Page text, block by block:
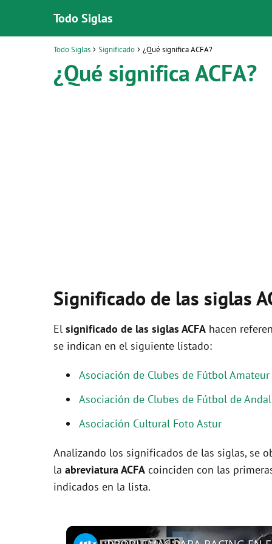
Todo Siglas
Todo Siglas Significado ¿Qué significa ACFA?
¿Qué significa ACFA?
Significado de las siglas
El significado de las siglas ACFA hacen
se indican en el siguiente listado:
Asociación de Clubes de Fútbol Amateur
Asociación de Clubes de Fútbol de
Asociación Cultural Foto Astur
Analizando los significados de las siglas, se
la abreviatura ACFA coinciden con las
indicados en la lista.